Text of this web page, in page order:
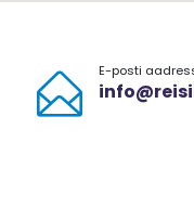
E-posti